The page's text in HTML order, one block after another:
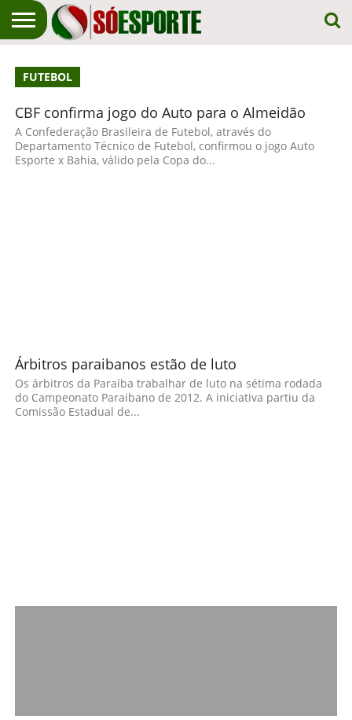
ESPORTIVA
EM
PRIMEIRO
O SÓ
ESPORTE
NOTÍCIAS
APOSTAS
FUTEBOL
CBF confirma jogo do Auto para o Almeidão
A Confederação Brasileira de Futebol, através do
Departamento Técnico de Futebol, confirmou o jogo Auto
Esporte x Bahia, válido pela Copa do...
Árbitros paraibanos estão de luto
Os árbitros da Paraíba trabalhar de luto na sétima rodada
do Campeonato Paraibano de 2012. A iniciativa partiu da
Comissão Estadual de...